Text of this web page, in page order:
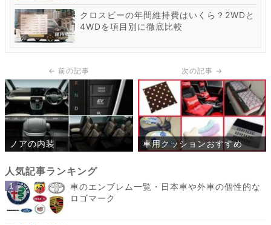
クロスビーの年間維持費はいくら？2WDと
4WDを項目別に徹底比較
ノアの内装 車用クッションおすすめ
車のエンブレム一覧・日本車や外車の個性的な
ロゴマーク